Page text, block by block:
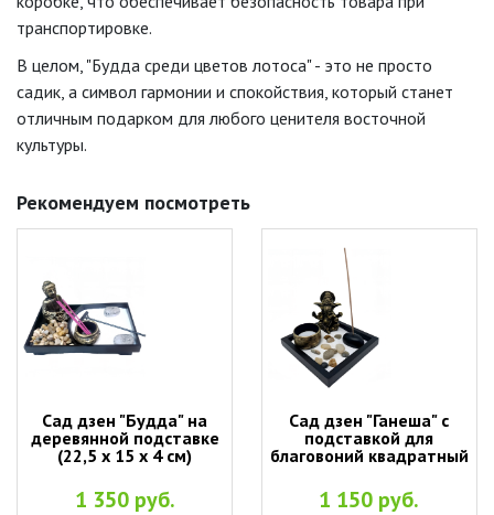
транспортировке.
В целом, "Будда среди цветов лотоса" - это не просто
садик, а символ гармонии и спокойствия, который станет
отличным подарком для любого ценителя восточной
культуры.
Рекомендуем посмотреть
Сад дзен "Будда" на
деревянной подставке
(22,5 х 15 х 4 см)
1 350 руб.
Сад дзен "Ганеша" с
подставкой для
благовоний квадратный
1 150 руб.